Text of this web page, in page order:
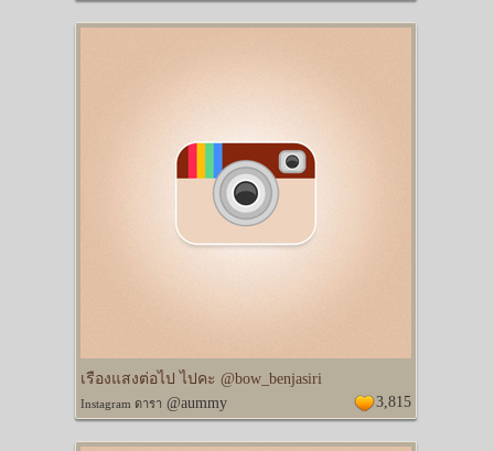
เรืองแสงต่อไป ไปคะ @bow_benjasiri
Instagram ดารา @aummy 3,815